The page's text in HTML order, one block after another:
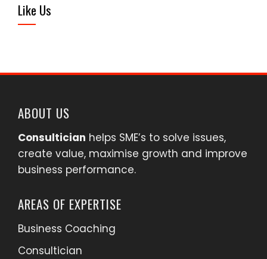
Like Us
ABOUT US
Consultician helps SME’s to solve issues,
create value, maximise growth and improve
business performance.
AREAS OF EXPERTISE
Business Coaching
Consultician